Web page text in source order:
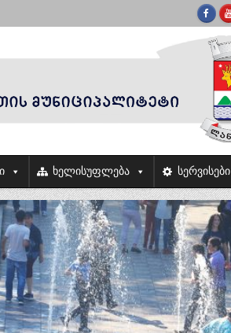
ხელისუფლება სერვისები